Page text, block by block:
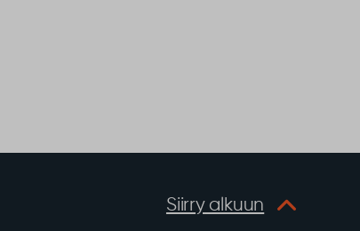
Siirry alkuun